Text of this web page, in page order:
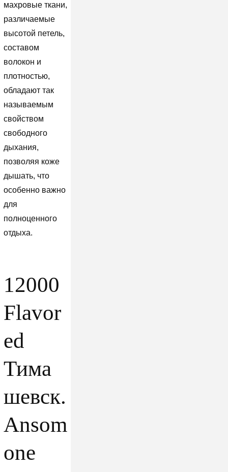
махровые ткани,
различаемые
высотой петель,
составом
волокон и
плотностью,
обладают так
называемым
свойством
свободного
дыхания,
позволяя коже
дышать, что
особенно важно
для
полноценного
отдыха.
12000
Flavor
ed
Тима
шевск.
Ansom
one